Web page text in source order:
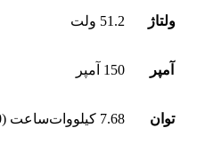
ولتاژ 51.2 ولت
آمپر 150 آمپر
توان 7.68 کیلووات‌ساعت (7680 وات‌ساعت)